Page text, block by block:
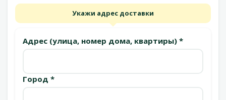
Укажи адрес доставки
Адрес (улица, номер дома, квартиры) *
Город *